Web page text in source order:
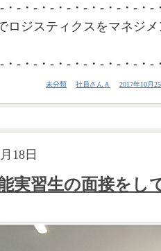
・-・-・-・-・-・-・-・-・-
ロジスティクスをマネジ
・-・-・-・-・-・-・-・-・-
未分類 社員さんＡ 2017年10月
18日
実習生の面接をし